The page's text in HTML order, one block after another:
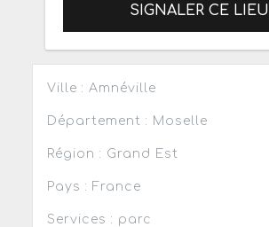
SIGNALER CE LIEU
Ville : Amnéville
Département : Moselle
Région : Grand Est
Pays : France
Services : parc